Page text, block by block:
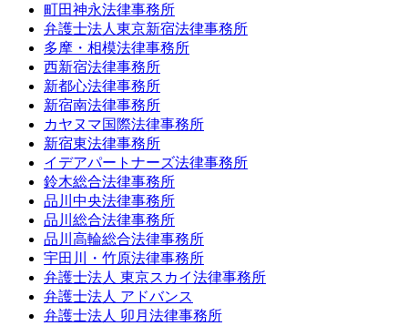
町田神永法律事務所
弁護士法人東京新宿法律事務所
多摩・相模法律事務所
西新宿法律事務所
新都心法律事務所
新宿南法律事務所
カヤヌマ国際法律事務所
新宿東法律事務所
イデアパートナーズ法律事務所
鈴木総合法律事務所
品川中央法律事務所
品川総合法律事務所
品川高輪総合法律事務所
宇田川・竹原法律事務所
弁護士法人 東京スカイ法律事務所
弁護士法人 アドバンス
弁護士法人 卯月法律事務所